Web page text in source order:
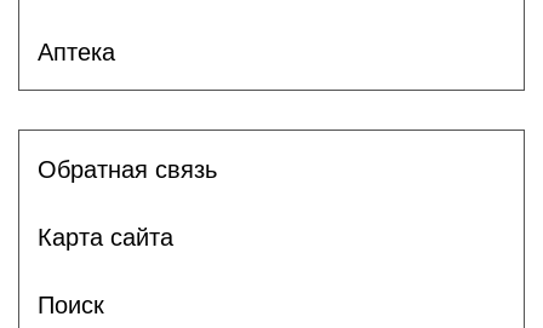
Аптека
Обратная связь
Карта сайта
Поиск